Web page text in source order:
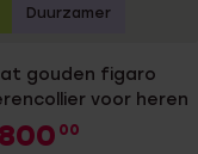
gouden figaro
voor heren
800 00
Duurzamer